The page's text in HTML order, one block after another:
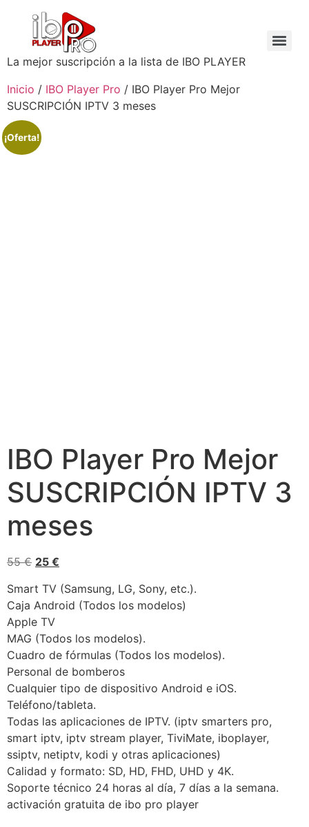
La mejor suscripción a la lista de IBO PLAYER
Inicio / IBO Player Pro / IBO Player Pro Mejor
SUSCRIPCIÓN IPTV 3 meses
¡Oferta!
IBO Player Pro Mejor
SUSCRIPCIÓN IPTV 3
meses
55€ 25 €
Smart TV (Samsung, LG, Sony, etc.).
Caja Android (Todos los modelos)
Apple TV
MAG (Todos los modelos).
Cuadro de fórmulas (Todos los modelos).
Personal de bomberos
Cualquier tipo de dispositivo Android e iOS.
Teléfono/tableta.
Todas las aplicaciones de IPTV. (iptv smarters pro,
smart iptv, iptv stream player, TiviMate, iboplayer,
ssiptv, netiptv, kodi y otras aplicaciones)
Calidad y formato: SD, HD, FHD, UHD y 4K.
Soporte técnico 24 horas al día, 7 días a la semana.
activación gratuita de ibo pro player